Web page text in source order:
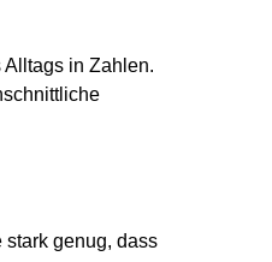
Alltags in Zahlen.
stark genug, dass